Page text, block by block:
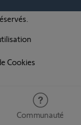
Communauté
Cookies